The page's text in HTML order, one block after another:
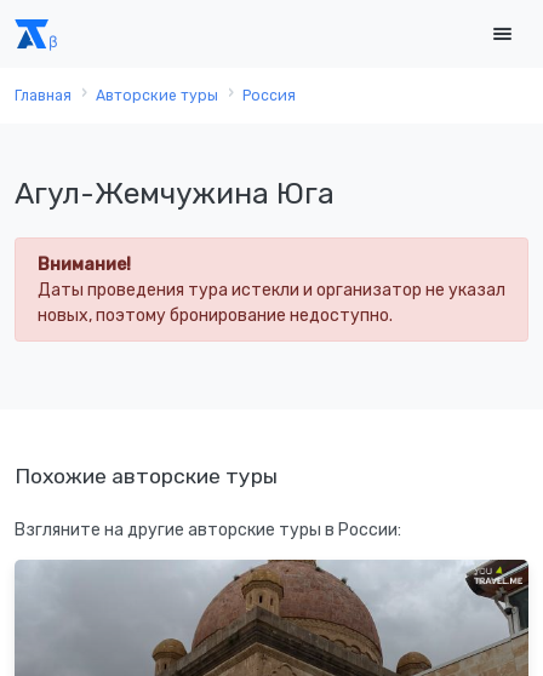
Главная Авторские туры Россия
Агул-Жемчужина Юга
Внимание!
Даты проведения тура истекли и организатор не указал
новых, поэтому бронирование недоступно.
Похожие авторские туры
Взгляните на другие авторские туры в России: